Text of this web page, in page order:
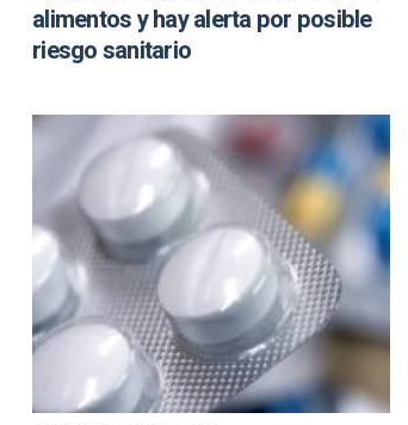
alimentos y hay alerta por posible
riesgo sanitario